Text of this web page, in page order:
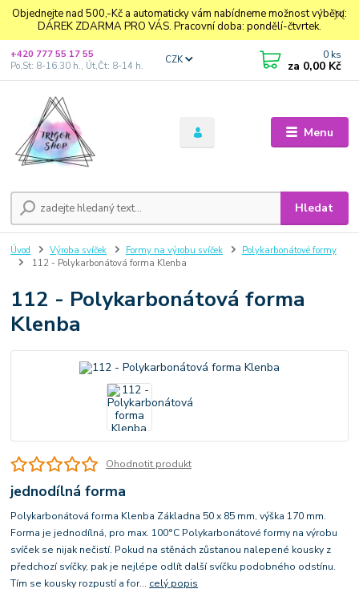
Objednejte nad 500,-Kč a automaticky vám nabídneme možnost výběru:
DÁREK ZDARMA PRO VÁS. Pracovní doba: pondělí-čtvrtek.
Menu
CZK
Hledat
+420 777 55 17 55
Po,St: 8-16.30 h., Út,Čt: 8-14 h.
0 ks
za 0,00 Kč
Úvod Výroba svíček Formy na výrobu svíček
Polykarbonátové formy
112 - Polykarbonátová forma Klenba
112 - Polykarbonátová forma
Klenba
Ohodnotit produkt
jednodílná forma
Polykarbonátová forma Klenba Základna 50 x 85 mm, výška 170 mm.
Forma je jednodílná, pro max. 100°C Polykarbonátové formy na výrobu
svíček se nijak nečistí. Pokud na stěnách zůstanou nalepené kousky z
předchozí svíčky, pak je nejlépe odlít další svíčku podobného odstínu.
Tím se kousky rozpustí a for... celý popis